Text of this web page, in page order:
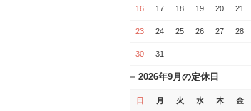
16 17 18 19 20 21
23 24 25 26 27 28
30 31
2026年9月の定休日
日 月 火 水 木 金